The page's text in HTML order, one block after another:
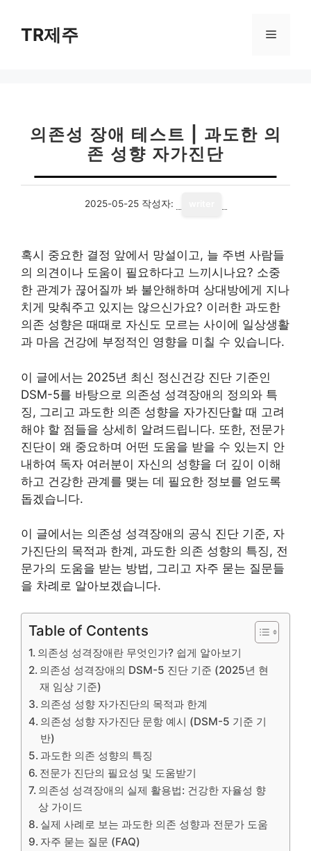
TR제주 메
의존성 장애 테스트 | 과도한 의
존 성향 자가진단
2025-05-25 작성자:
혹시 중요한 결정 앞에서 망설이고, 늘 주변 사람들
의 의견이나 도움이 필요하다고 느끼시나요? 소중
한 관계가 끊어질까 봐 불안해하며 상대방에게 지나
치게 맞춰주고 있지는 않으신가요? 이러한 과도한
의존 성향은 때때로 자신도 모르는 사이에 일상생활
과 마음 건강에 부정적인 영향을 미칠 수 있습니다.
이 글에서는 2025년 최신 정신건강 진단 기준인
DSM-5를 바탕으로 의존성 성격장애의 정의와 특
징, 그리고 과도한 의존 성향을 자가진단할 때 고려
해야 할 점들을 상세히 알려드립니다. 또한, 전문가
진단이 왜 중요하며 어떤 도움을 받을 수 있는지 안
내하여 독자 여러분이 자신의 성향을 더 깊이 이해
하고 건강한 관계를 맺는 데 필요한 정보를 얻도록
돕겠습니다.
이 글에서는 의존성 성격장애의 공식 진단 기준, 자
가진단의 목적과 한계, 과도한 의존 성향의 특징, 전
문가의 도움을 받는 방법, 그리고 자주 묻는 질문들
을 차례로 알아보겠습니다.
Table of Contents
의존성 성격장애란 무엇인가? 쉽게 알아보기
의존성 성격장애의 DSM-5 진단 기준 (2025년 현
재 임상 기준)
의존성 성향 자가진단의 목적과 한계
의존성 성향 자가진단 문항 예시 (DSM-5 기준 기
반)
과도한 의존 성향의 특징
전문가 진단의 필요성 및 도움받기
의존성 성격장애의 실제 활용법: 건강한 자율성 향
상 가이드
실제 사례로 보는 과도한 의존 성향과 전문가 도움
자주 묻는 질문 (FAQ)